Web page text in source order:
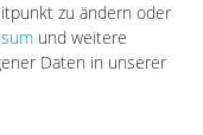
AGB
zu ändern oder
und weitere
Daten in unserer